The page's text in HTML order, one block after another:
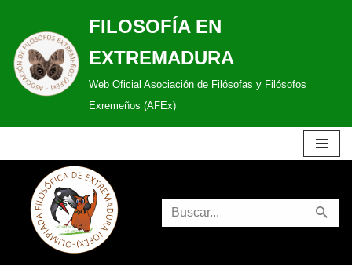
Saltar
al
contenido
FILOSOFÍA EN
EXTREMADURA
Web Oficial Asociación de Filósofas y Filósofos
Exremeños (AFEx)